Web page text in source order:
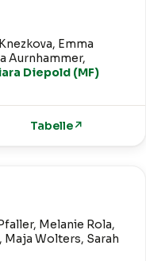
Emma
Aurnhammer,
Diepold (MF)
Tabelle↗
Melanie Rola,
Maja Wolters, Sarah